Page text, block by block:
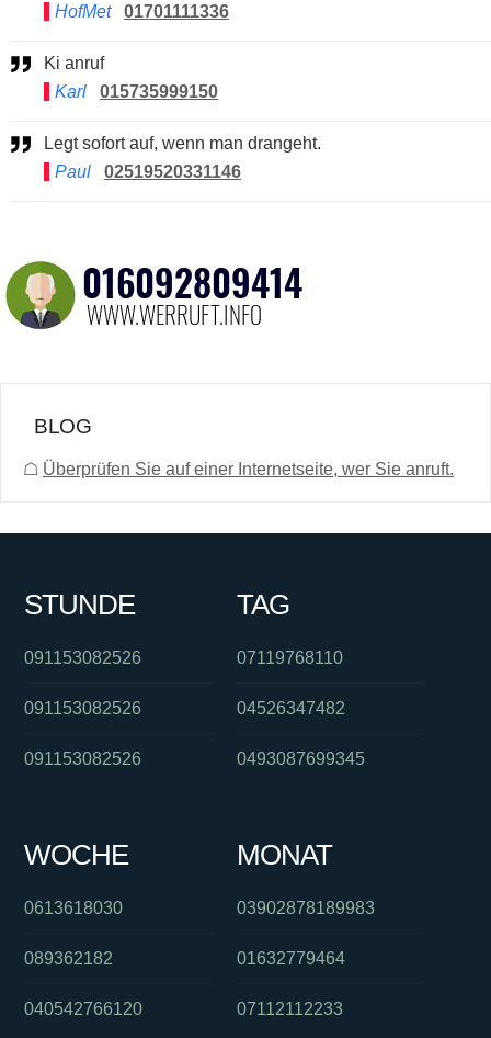
HofMet
01701111336
Ki anruf
Karl
015735999150
Legt sofort auf, wenn man drangeht.
Paul
02519520331146
BLOG
☖ Überprüfen Sie auf einer Internetseite, wer Sie anruft.
STUNDE
091153082526
091153082526
091153082526
TAG
07119768110
04526347482
0493087699345
WOCHE
0613618030
089362182
040542766120
MONAT
03902878189983
01632779464
07112112233